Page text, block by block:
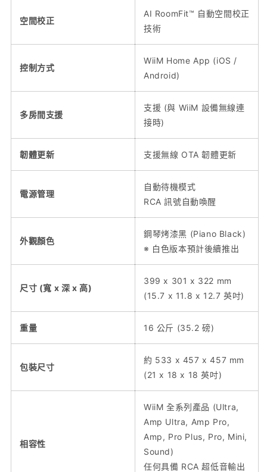
空間校正
AI RoomFit™ 自動空間校正
技術
控制方式
WiiM Home App (iOS /
Android)
多房間支援
支援 (與 WiiM 設備無線連
接時)
韌體更新 支援無線 OTA 韌體更新
電源管理
自動待機模式
RCA 訊號自動喚醒
外觀顏色
鋼琴烤漆黑 (Piano Black)
※ 白色版本預計後續推出
尺寸 (寬 x 深 x 高)
399 x 301 x 322 mm
(15.7 x 11.8 x 12.7 英吋)
重量 16 公斤 (35.2 磅)
包裝尺寸
約 533 x 457 x 457 mm
(21 x 18 x 18 英吋)
相容性
WiiM 全系列產品 (Ultra,
Amp Ultra, Amp Pro,
Amp, Pro Plus, Pro, Mini,
Sound)
任何具備 RCA 超低音輸出